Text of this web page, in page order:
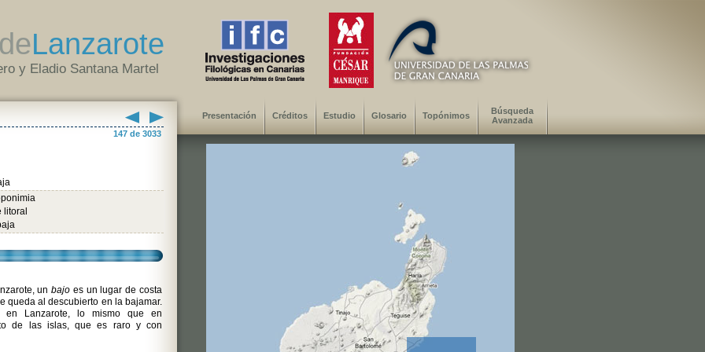
Lanzarote
y Eladio Santana Martel
147 de 3033
litoral
unbajo es un lugar de costa
queda al descubierto en la bajamar.
en Lanzarote, lo mismo que en
de las islas, que es raro y con
Presentación Créditos Estudio Glosario Topónimos
Búsqueda
Avanzada